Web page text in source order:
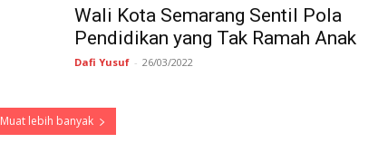
Wali Kota Semarang Sentil Pola
Pendidikan yang Tak Ramah Anak
Dafi Yusuf - 26/03/2022
Muat lebih banyak